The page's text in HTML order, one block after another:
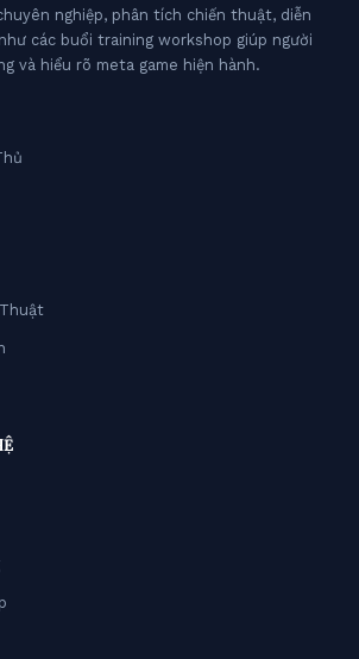
nghiệp, phân tích chiến thuật, diễn
các buổi training workshop giúp người
và hiểu rõ meta game hiện hành.